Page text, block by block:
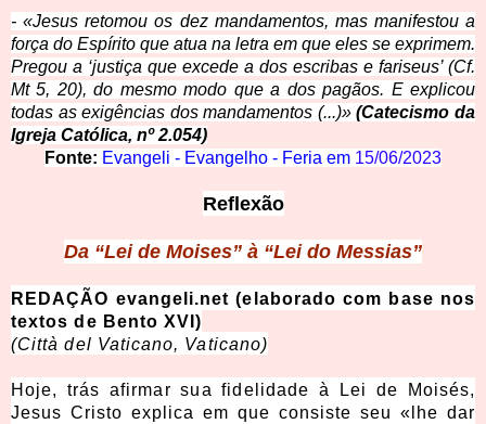
- «Jesus retomou os dez mandamentos, mas manifestou a
força do Espírito que atua na letra em que eles se exprimem.
Pregou a ‘justiça que excede a dos escribas e fariseus’ (Cf.
Mt 5, 20), do mesmo modo que a dos pagãos. E explicou
todas as exigências dos mandamentos (...)»(Catecismo da
Igreja Católica, nº 2.054)
Fonte: Evangeli - Evangelho - Feria em 15/06/2023
Reflexão
Da “Lei de Moises” à “Lei do Messias”
REDAÇÃO evangeli.net (elaborado com base nos
textos de Bento XVI)
(Città del Vaticano, Vaticano)
Hoje, trás afirmar sua fidelidade à Lei de Moisés,
Jesus Cristo explica em que consiste seu «lhe dar